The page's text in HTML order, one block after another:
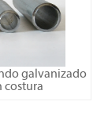
galvanizado
costura